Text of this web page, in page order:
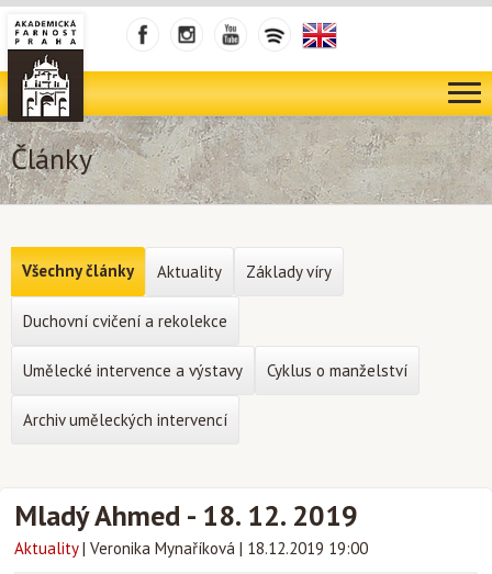
Články
Mladý Ahmed - 18. 12. 2019
Aktuality | Veronika Mynaříková | 18.12.2019 19:00
Všechny články Aktuality Základy víry
Duchovní cvičení a rekolekce
Umělecké intervence a výstavy Cyklus o manželství
Archiv uměleckých intervencí